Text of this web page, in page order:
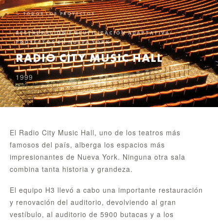
← TODOS LOS PROYECTOS
RESTAURACIÓN Y REUTILIZACIÓN ADAPTATIVA:
PROYECTOS EN NUEVA YORK
RADIO CITY MUSIC HALL
1999
El Radio City Music Hall, uno de los teatros más
famosos del país, alberga los espacios más
impresionantes de Nueva York. Ninguna otra sala
combina tanta historia y grandeza.
El equipo H3 llevó a cabo una importante restauración
y renovación del auditorio, devolviendo al gran
vestíbulo, al auditorio de 5900 butacas y a los